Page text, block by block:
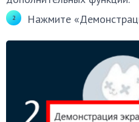
Нажмите